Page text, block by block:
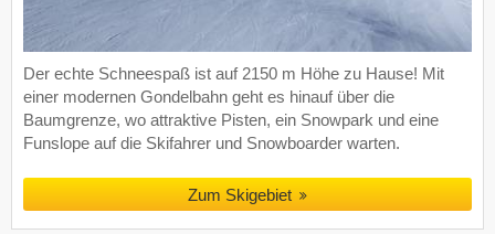
Der echte Schneespaß ist auf 2150 m Höhe zu Hause! Mit
einer modernen Gondelbahn geht es hinauf über die
Baumgrenze, wo attraktive Pisten, ein Snowpark und eine
Funslope auf die Skifahrer und Snowboarder warten.
Zum Skigebiet